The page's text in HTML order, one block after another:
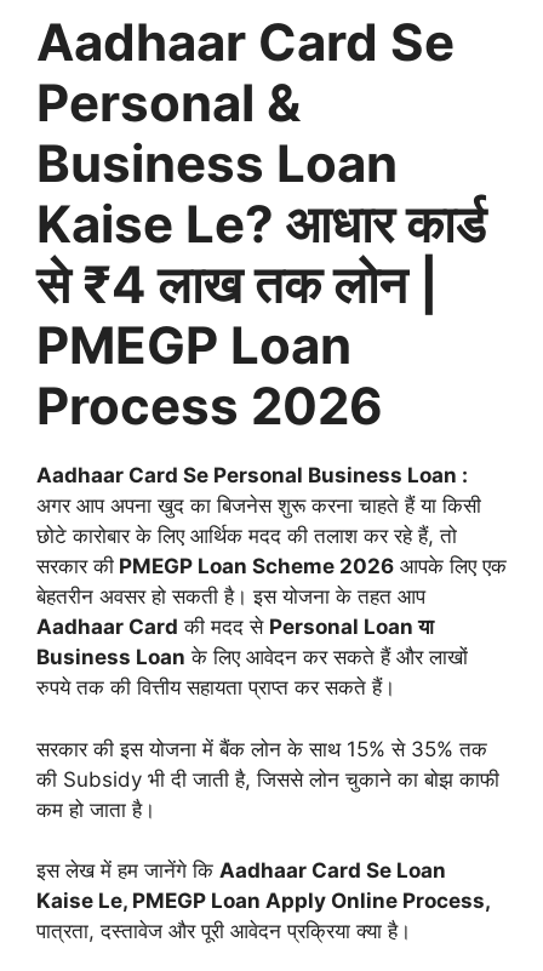
Aadhaar Card Se
Personal &
Business Loan
Kaise Le? आधार कार्ड
से ₹4 लाख तक लोन |
PMEGP Loan
Process 2026
Aadhaar Card Se Personal Business Loan :
अगर आप अपना खुद का बिजनेस शुरू करना चाहते हैं या किसी
छोटे कारोबार के लिए आर्थिक मदद की तलाश कर रहे हैं, तो
सरकार की PMEGP Loan Scheme 2026 आपके लिए एक
बेहतरीन अवसर हो सकती है। इस योजना के तहत आप
Aadhaar Card की मदद से Personal Loan या
Business Loan के लिए आवेदन कर सकते हैं और लाखों
रुपये तक की वित्तीय सहायता प्राप्त कर सकते हैं।
सरकार की इस योजना में बैंक लोन के साथ 15% से 35% तक
की Subsidy भी दी जाती है, जिससे लोन चुकाने का बोझ काफी
कम हो जाता है।
इस लेख में हम जानेंगे कि Aadhaar Card Se Loan
Kaise Le, PMEGP Loan Apply Online Process,
पात्रता, दस्तावेज और पूरी आवेदन प्रक्रिया क्या है।